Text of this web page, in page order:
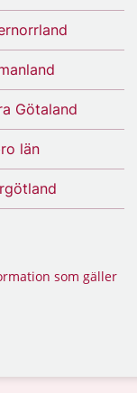
Götaland
län
som gäller